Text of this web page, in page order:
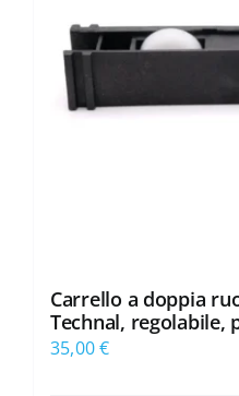
Carrello a doppia
Technal, regolabile,
35,00€